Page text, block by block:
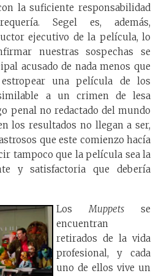
la suficiente responsabilidad
Segel es, además,
ejecutivo de la película, lo
nuestras sospechas se
acusado de nada menos que
una película de los
a un crimen de lesa
penal no redactado del mundo
los resultados no llegan a ser,
que este comienzo hacía
tampoco que la película sea la
y satisfactoria que debería
Los Muppets se
encuentran
retirados de la vida
profesional, y cada
uno de ellos vive un